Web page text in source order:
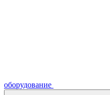
оборудование